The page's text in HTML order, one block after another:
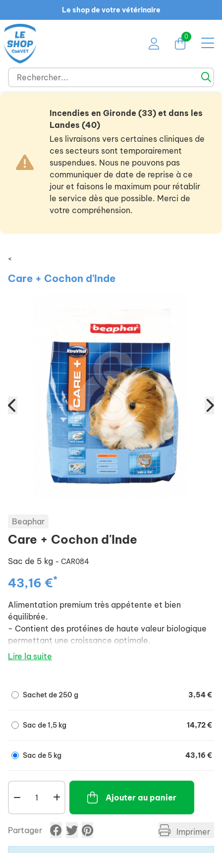
Le shop de votre vétérinaire
0
Incendies en Gironde (33) et dans les
Landes (40)
Les livraisons vers certaines cliniques de
ces secteurs sont temporairement
suspendues. Nous ne pouvons pas
communiquer de date de reprise à ce
jour et faisons le maximum pour rétablir
le service dès que possible. Merci de
votre compréhension.
<
Care + Cochon d'Inde
Beaphar
Care + Cochon d'Inde
Sac de 5 kg - CAR084
43,16 €*
Alimentation premium très appétente et bien
équilibrée.
- Contient des protéines de haute valeur biologique
permettant une croissance optimale.
- Faible teneur en matières grasses et riche en
Lire la suite
Sachet de 250 g 3,54 €
Sac de 1,5 kg 14,72 €
Sac de 5 kg 43,16 €
Ajouter au panier
Partager Imprimer